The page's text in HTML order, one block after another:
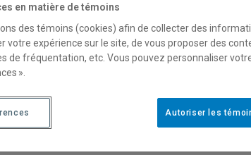
// LIT3015
contemporaine
Description Horaire - Été 2026
en matière de témoins
des témoins (cookies) afin de collecter des
votre expérience sur le site, de vous proposer des
de fréquentation, etc. Vous pouvez personnaliser
».
Autoriser les